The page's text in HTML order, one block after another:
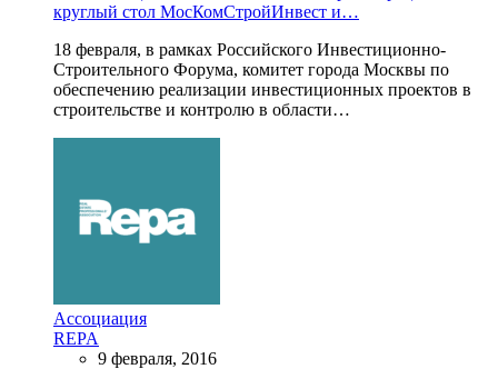
круглый стол МосКомСтройИнвест и…
18 февраля, в рамках Российского Инвестиционно-
Строительного Форума, комитет города Москвы по
обеспечению реализации инвестиционных проектов в
строительстве и контролю в области…
Ассоциация
REPA
9 февраля, 2016